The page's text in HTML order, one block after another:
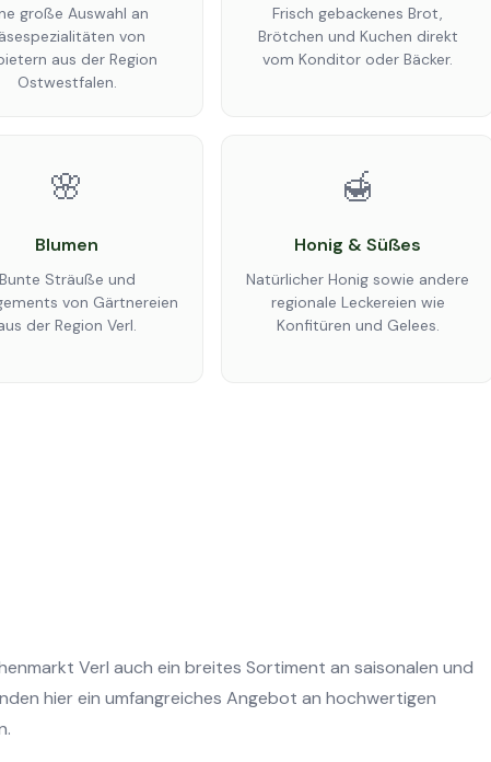
große Auswahl an
von
aus der Region
Ostwestfalen.
Frisch gebackenes Brot,
Brötchen und Kuchen direkt
vom Konditor oder Bäcker.
🌸
Blumen
Bunte Sträuße und
von Gärtnereien
der Region Verl.
🍯
Honig & Süßes
Natürlicher Honig sowie andere
regionale Leckereien wie
Konfitüren und Gelees.
Verl auch ein breites Sortiment an saisonalen und
hier ein umfangreiches Angebot an hochwertigen